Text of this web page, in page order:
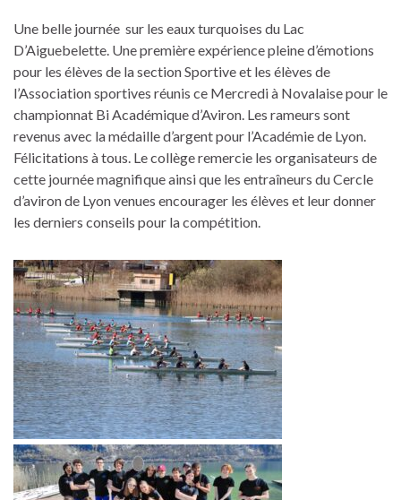
Une belle journée sur les eaux turquoises du Lac
D’Aiguebelette. Une première expérience pleine d’émotions
pour les élèves de la section Sportive et les élèves de
l’Association sportives réunis ce Mercredi à Novalaise pour le
championnat Bi Académique d’Aviron. Les rameurs sont
revenus avec la médaille d’argent pour l’Académie de Lyon.
Félicitations à tous. Le collège remercie les organisateurs de
cette journée magnifique ainsi que les entraîneurs du Cercle
d’aviron de Lyon venues encourager les élèves et leur donner
les derniers conseils pour la compétition.